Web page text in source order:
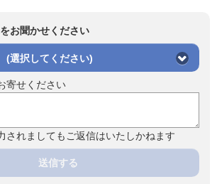
お聞かせください
(選択してください)
寄せください
されましてもご返信はいたしかねます
送信する